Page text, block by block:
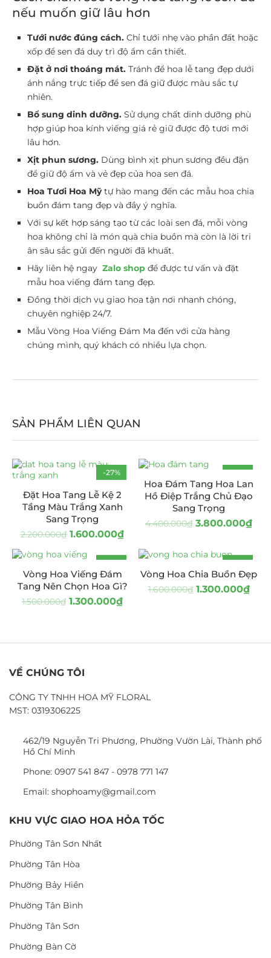
nếu muốn giữ lâu hơn
Tưới nước đúng cách. Chỉ tưới nhẹ vào phần đất hoặc
xốp để sen đá duy trì độ ẩm cần thiết.
Đặt ở nơi thoáng mát. Tránh để hoa lễ tang đẹp dưới
ánh nắng trực tiếp để sen đá giữ được màu sắc tự
nhiên.
Bổ sung dinh dưỡng. Sử dụng chất dinh dưỡng phù
hợp giúp hoa kính viếng giá rẻ giữ được độ tươi mới
lâu hơn.
Xịt phun sương. Dùng bình xịt phun sương đều đặn
để giữ độ ẩm và vẻ đẹp của hoa sen đá.
Hoa Tươi Hoa Mỹtự hào mang đến các mẫu hoa chia
buồn đám tang đẹp và đầy ý nghĩa.
Với sự kết hợp sáng tạo từ các loài sen đá, mỗi vòng
hoa không chỉ là món quà chia buồn mà còn là lời tri
ân sâu sắc gửi đến người đã khuất.
Hãy liên hệ ngay Zalo shop để được tư vấn và đặt
mẫu hoa viếng đám tang đẹp.
Đồng thời dịch vụ giao hoa tận nơi nhanh chóng,
chuyên nghiệp 24/7.
Mẫu Vòng Hoa Viếng Đám Ma đến với cửa hàng
chúng mình, quý khách có nhiều lựa chọn.
SẢN PHẨM LIÊN QUAN
-27%
Đặt Hoa Tang Lễ Kệ 2
Tầng Màu Trắng Xanh
Sang Trọng
2.200.000₫ 1.600.000₫
-14%
Hoa Đám Tang Hoa Lan
Hồ Điệp Trắng Chủ Đạo
Sang Trọng
4.400.000₫ 3.800.000₫
-13%
Vòng Hoa Viếng Đám
Tang Nên Chọn Hoa Gì?
1.500.000₫ 1.300.000₫
-19%
Vòng Hoa Chia Buồn Đẹp
1.600.000₫ 1.300.000₫
VỀ CHÚNG TÔI
CÔNG TY TNHH HOA MỸ FLORAL
MST: 0319306225
462/19 Nguyễn Tri Phương, Phường Vườn Lài, Thành phố
Hồ Chí Minh
Phone: 0907 541 847 - 0978 771 147
Email: shophoamy@gmail.com
KHU VỰC GIAO HOA HỎA TỐC
Phường Tân Sơn Nhất
Phường Tân Hòa
Phường Bảy Hiền
Phường Tân Bình
Phường Tân Sơn
Phường Bàn Cờ